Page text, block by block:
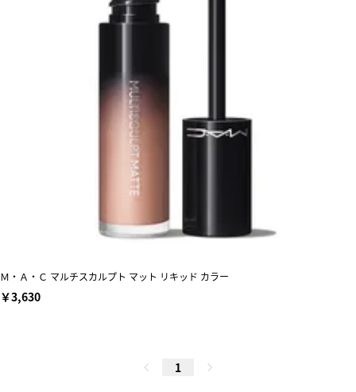
Ｍ・Ａ・Ｃ マルチスカルプト マット リキッド カラー
￥3,630
1